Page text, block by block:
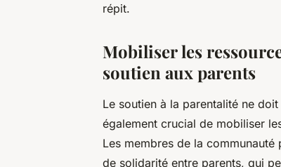
répit.
Mobiliser les
soutien aux parents
Le soutien à la parentalité ne
également crucial de mobiliser
Les membres de la
de solidarité entre parents, qui